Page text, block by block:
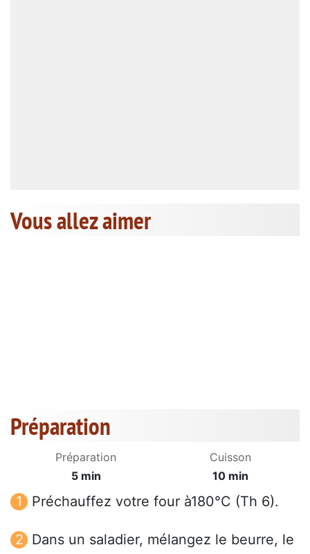
Vous allez aimer
Préparation
Préparation
5 min
Cuisson
10 min
Préchauffez votre four à180°C (Th 6).
Dans un saladier, mélangez le beurre, le